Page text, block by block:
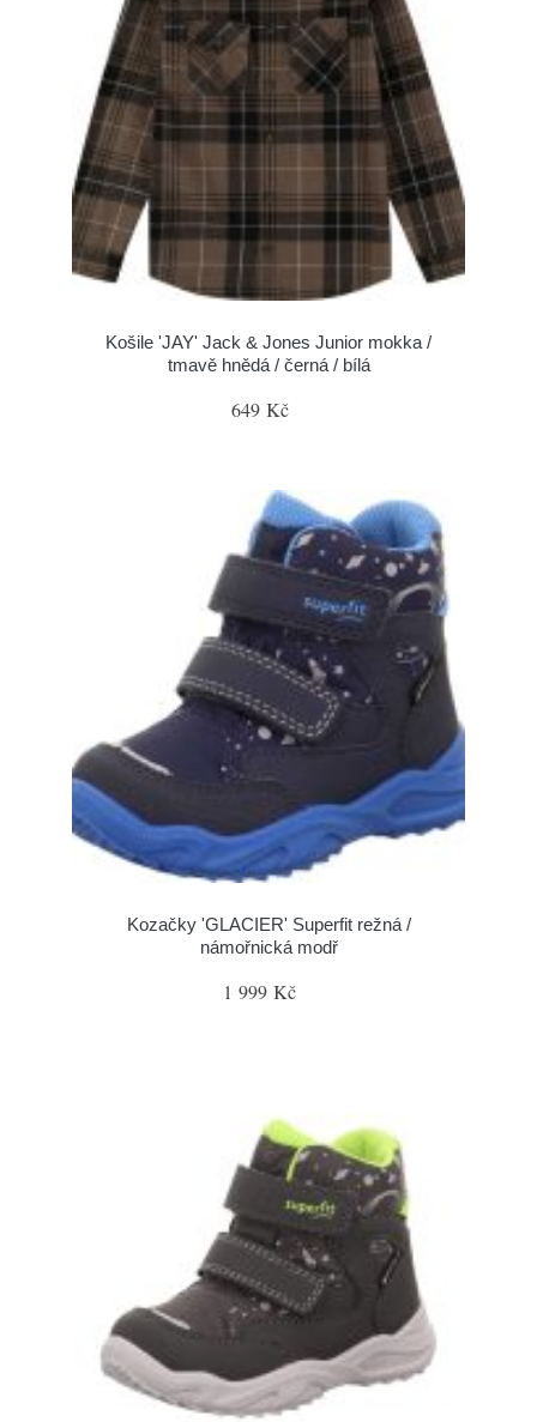
Košile 'JAY' Jack & Jones Junior mokka /
tmavě hnědá / černá / bílá
649 Kč
Kozačky 'GLACIER' Superfit režná /
námořnická modř
1 999 Kč